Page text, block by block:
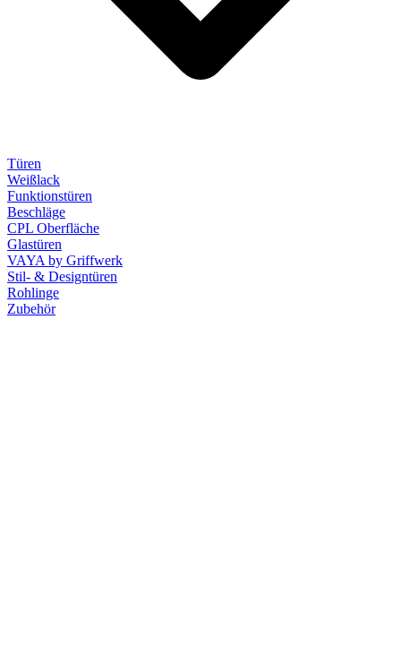
Türen
Weißlack
Funktionstüren
Beschläge
CPL Oberfläche
Glastüren
VAYA by Griffwerk
Stil- & Designtüren
Rohlinge
Zubehör